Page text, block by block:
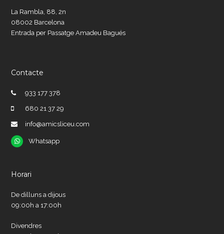
La Rambla, 88, 2n
08002 Barcelona
Entrada per Passatge Amadeu Bagués
Contacte
933 177 378
680 21 37 29
info@amicsliceu.com
Whatsapp
Whatsapp
Horari
De dilluns a dijous
09:00h a 17:00h
Divendres